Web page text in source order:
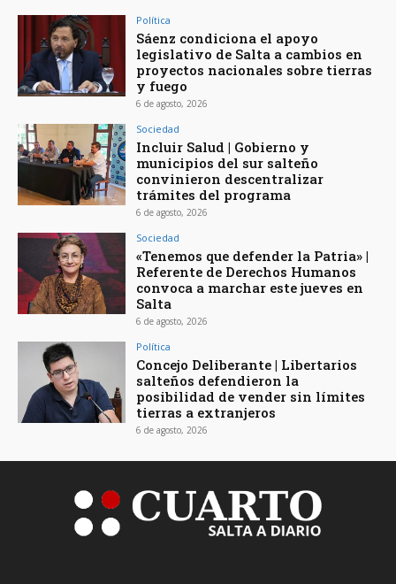
Política
Sáenz condiciona el apoyo
legislativo de Salta a cambios en
proyectos nacionales sobre tierras
y fuego
6 de agosto, 2026
Sociedad
Incluir Salud | Gobierno y
municipios del sur salteño
convinieron descentralizar
trámites del programa
6 de agosto, 2026
Sociedad
«Tenemos que defender la Patria» |
Referente de Derechos Humanos
convoca a marchar este jueves en
Salta
6 de agosto, 2026
Política
Concejo Deliberante | Libertarios
salteños defendieron la
posibilidad de vender sin límites
tierras a extranjeros
6 de agosto, 2026